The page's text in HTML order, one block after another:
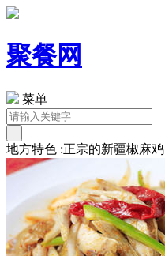
聚餐网
菜单
地方特色 :正宗的新疆椒麻鸡